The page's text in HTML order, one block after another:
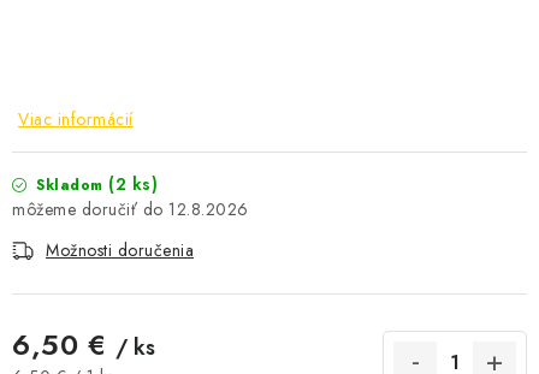
ČOKOLÁDA
VÝŽIVOVÉ DOPLNKY
Fotogaléria
Obchodné podmienky
Viac informácií
Skladom (2 ks)
12.8.2026
Možnosti doručenia
6,50 € / ks